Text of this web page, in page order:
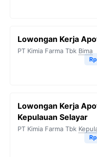
Lowongan Kerja
PT Kimia Farma Tbk Bima
Lowongan Kerja
Kepulauan Selayar
PT Kimia Farma Tbk